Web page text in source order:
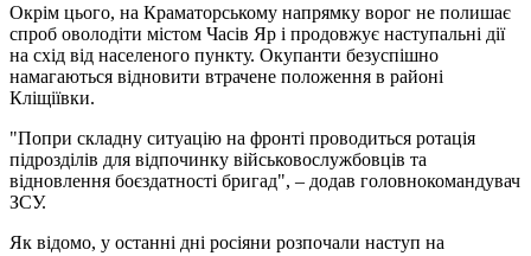
Окрім цього, на Краматорському напрямку ворог не полишає
спроб оволодіти містом Часів Яр і продовжує наступальні дії
на схід від населеного пункту. Окупанти безуспішно
намагаються відновити втрачене положення в районі
Кліщіївки.
"Попри складну ситуацію на фронті проводиться ротація
підрозділів для відпочинку військовослужбовців та
відновлення боєздатності бригад", – додав головнокомандувач
ЗСУ.
Як відомо, у останні дні росіяни розпочали наступ на